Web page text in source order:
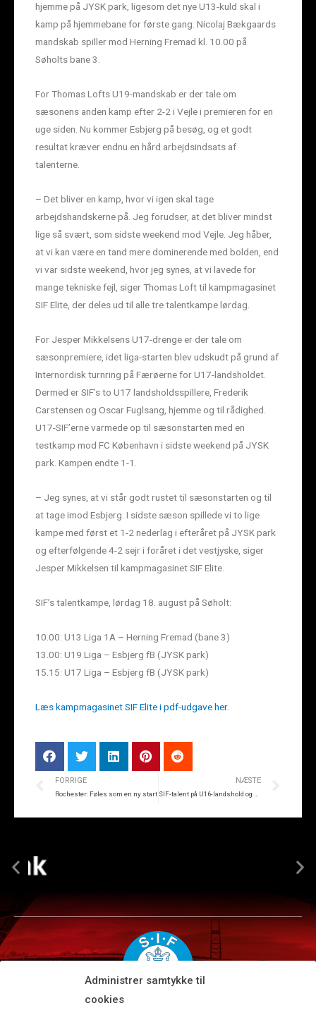
Administrer samtykke til
cookies
hjemme på JYSK park, ligesom det nye U13-kuld skal i
kamp på hjemmebane for første gang. Nicolaj Bækgaards
mandskab spiller mod Herning Fremad kl. 10.00 på
Søholts bane 3.
For Thomas Lofts U19-mandskab er der tale om
sæsonens anden kamp efter 2-2 i Vejle i premieren for en
uge siden. Nu kommer Esbjerg på besøg, og et godt
resultat kræver endnu en hård arbejdsindsats af
talenterne.
– Det bliver en kamp, hvor vi igen skal tage
arbejdshandskerne på. Jeg forudser, at det bliver mindst
lige så svært, som sidste weekend mod Vejle. Jeg håber,
at vi kan være en tand mere dominerende med bolden, end
vi var sidste weekend, hvor jeg synes, at vi lavede for
mange tekniske fejl, siger Thomas Loft til kampmagasinet
SIF Elite, der deles ud til alle tre talentkampe lørdag.
For Jesper Mikkelsens U17-drenge er der tale om
sæsonpremiere, idet liga-starten blev udskudt på grund af
Internordisk turnring på Færøerne for U17-landsholdet.
Dermed er SIF’s to U17 landsholdsspillere, Frederik
Carstensen og Oscar Fuglsang, hjemme og til rådighed.
U17-SIF’erne varmede op til sæsonstarten med en
testkamp mod FC København i sidste weekend på JYSK
park. Kampen endte 1-1.
– Jeg synes, at vi står godt rustet til sæsonstarten og til
at tage imod Esbjerg. I sidste sæson spillede vi to lige
kampe med først et 1-2 nederlag i efteråret på JYSK park
og efterfølgende 4-2 sejr i foråret i det vestjyske, siger
Jesper Mikkelsen til kampmagasinet SIF Elite.
SIF’s talentkampe, lørdag 18. august på Søholt:
10.00: U13 Liga 1A – Herning Fremad (bane 3)
13.00: U19 Liga – Esbjerg fB (JYSK park)
15.15: U17 Liga – Esbjerg fB (JYSK park)
Læs kampmagasinet SIF Elite i pdf-udgave her.
FORRIGE
Rochester: Føles som en ny start
NÆSTE